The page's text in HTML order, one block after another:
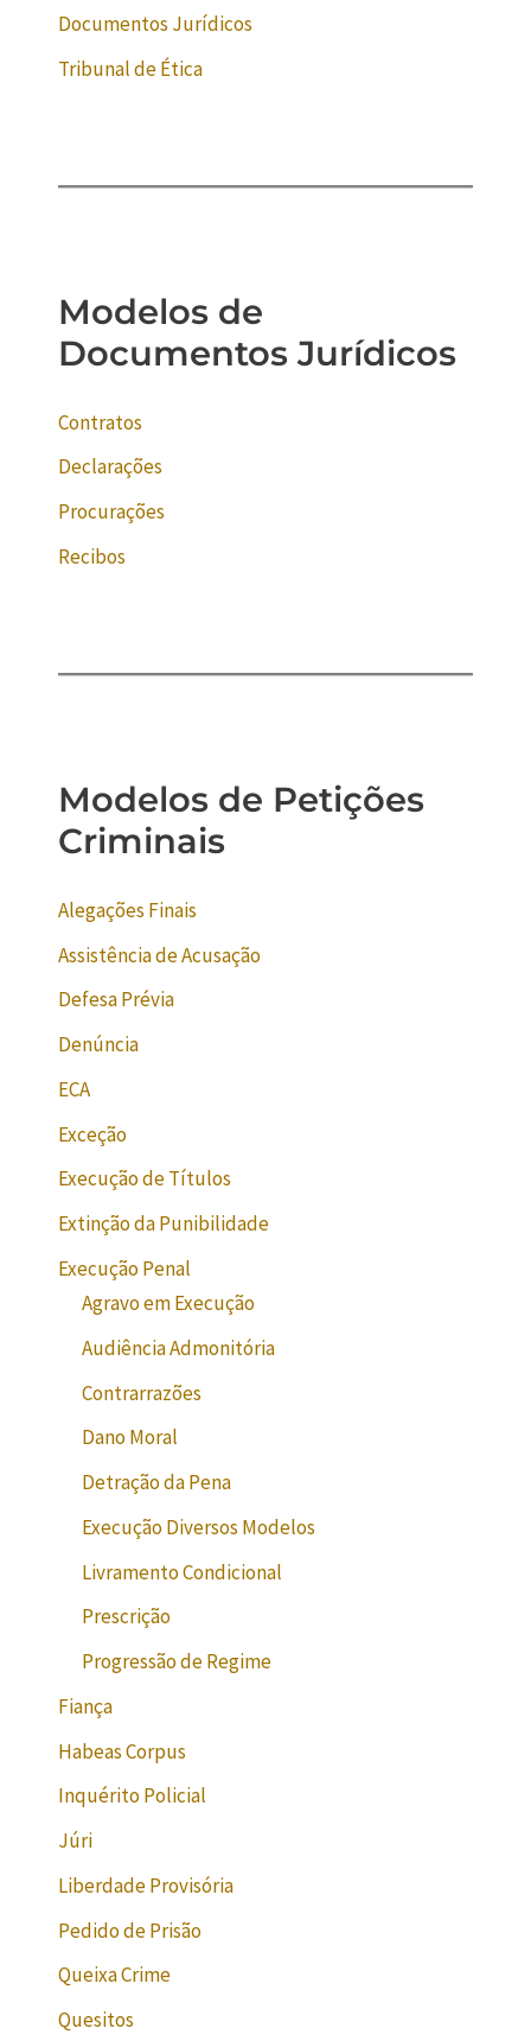
Documentos Jurídicos
Tribunal de Ética
Modelos de
Documentos Jurídicos
Contratos
Declarações
Procurações
Recibos
Modelos de Petições
Criminais
Alegações Finais
Assistência de Acusação
Defesa Prévia
Denúncia
ECA
Exceção
Execução de Títulos
Extinção da Punibilidade
Execução Penal
Agravo em Execução
Audiência Admonitória
Contrarrazões
Dano Moral
Detração da Pena
Execução Diversos Modelos
Livramento Condicional
Prescrição
Progressão de Regime
Fiança
Habeas Corpus
Inquérito Policial
Júri
Liberdade Provisória
Pedido de Prisão
Queixa Crime
Quesitos